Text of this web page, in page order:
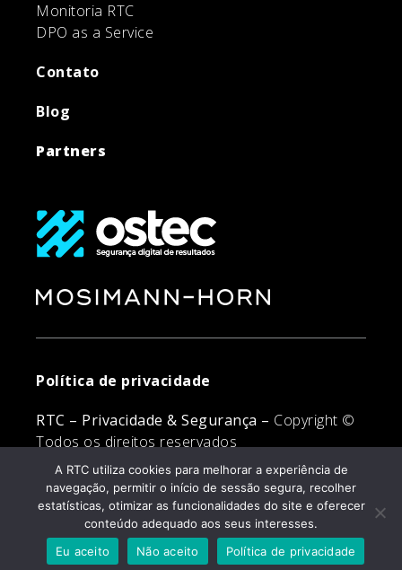
Monitoria RTC
DPO as a Service
Contato
Blog
Partners
Política de privacidade
RTC – Privacidade & Segurança – Copyright ©
Todos os direitos reservados
A RTC utiliza cookies para melhorar a experiência de
navegação, permitir o início de sessão segura, recolher
estatísticas, otimizar as funcionalidades do site e oferecer
conteúdo adequado aos seus interesses.
Eu aceito
Não aceito Política de privacidade